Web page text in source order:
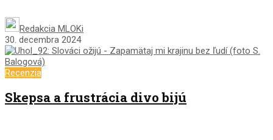
Redakcia MLOKi
30. decembra 2024
Recenzia
Skepsa a frustrácia divo bijú